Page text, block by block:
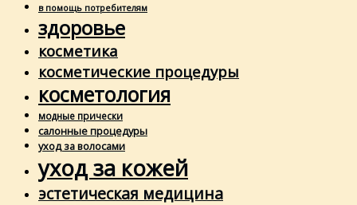
в помощь потребителям
здоровье
косметика
косметические процедуры
косметология
модные прически
салонные процедуры
уход за волосами
уход за кожей
эстетическая медицина